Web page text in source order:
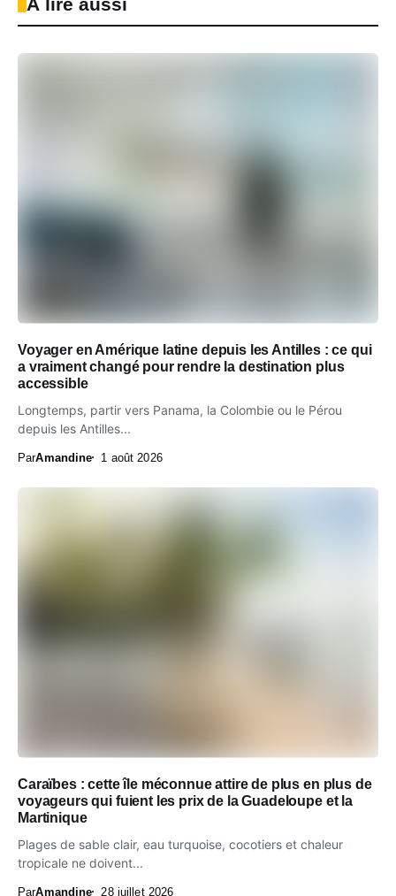
Voyager en Amérique latine depuis les Antilles : ce qui
a vraiment changé pour rendre la destination plus
accessible
Longtemps, partir vers Panama, la Colombie ou le Pérou
depuis les Antilles...
ParAmandine 1 août 2026
Caraïbes : cette île méconnue attire de plus en plus de
voyageurs qui fuient les prix de la Guadeloupe et la
Martinique
Plages de sable clair, eau turquoise, cocotiers et chaleur
tropicale ne doivent...
ParAmandine 28 juillet 2026